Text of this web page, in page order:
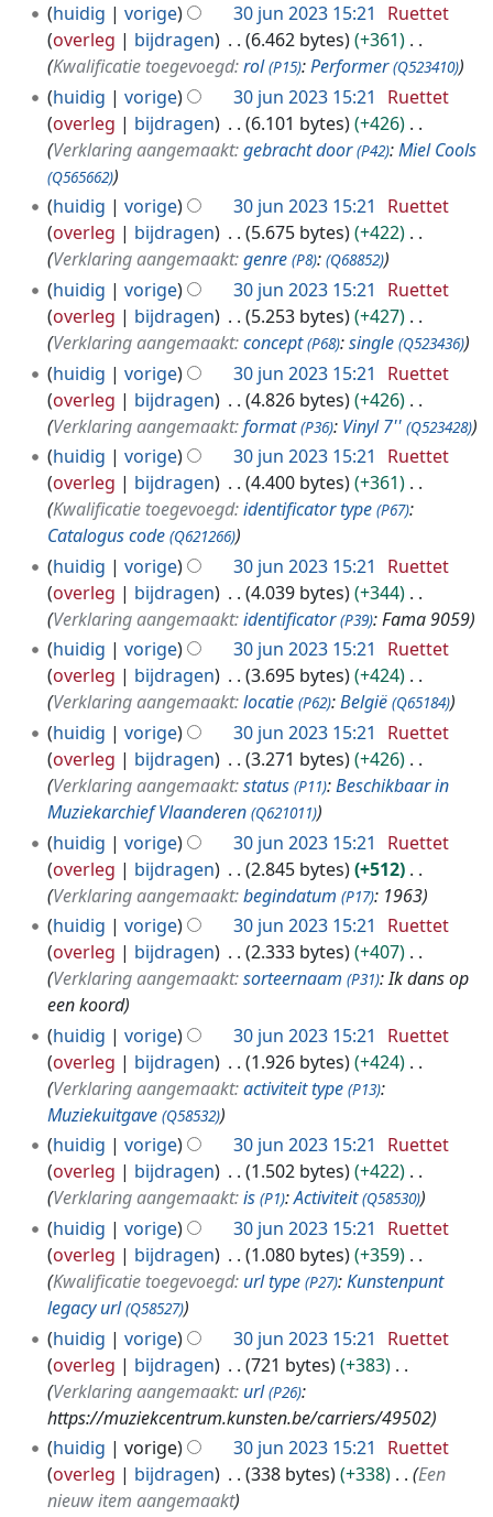
huidig vorige 30 jun 2023 15:21
Ruettet
overleg
bijdragen 6.462 bytes
+361
Kwalificatie toegevoegd:rol (P15):Performer (Q523410)
huidig vorige 30 jun 2023 15:21
Ruettet
overleg
bijdragen 6.101 bytes
+426
Verklaring aangemaakt:gebracht door (P42):Miel Cools
(Q565662)
huidig vorige 30 jun 2023 15:21
Ruettet
overleg
bijdragen 5.675 bytes
+422
Verklaring aangemaakt:genre (P8):(Q68852)
huidig vorige 30 jun 2023 15:21
Ruettet
overleg
bijdragen 5.253 bytes
+427
Verklaring aangemaakt:concept (P68):single (Q523436)
huidig vorige 30 jun 2023 15:21
Ruettet
overleg
bijdragen 4.826 bytes
+426
Verklaring aangemaakt:format (P36): Vinyl 7'' (Q523428)
huidig vorige 30 jun 2023 15:21
Ruettet
overleg
bijdragen 4.400 bytes
+361
Kwalificatie toegevoegd:identificator type (P67):
Catalogus code (Q621266)
huidig vorige 30 jun 2023 15:21
Ruettet
overleg
bijdragen 4.039 bytes
+344
Verklaring aangemaakt:identificator (P39): Fama 9059
huidig
vorige 30 jun 2023 15:21
Ruettet
overleg
bijdragen 3.695 bytes
+424
Verklaring aangemaakt:locatie (P62):België (Q65184)
huidig vorige 30 jun 2023 15:21
Ruettet
overleg
bijdragen 3.271 bytes
+426
Verklaring aangemaakt:status (P11):Beschikbaar in
Muziekarchief Vlaanderen (Q621011)
huidig vorige 30 jun 2023 15:21
Ruettet
overleg
bijdragen 2.845 bytes
+512
Verklaring aangemaakt:begindatum (P17): 1963
huidig
vorige 30 jun 2023 15:21
Ruettet
overleg
bijdragen 2.333 bytes
+407
Verklaring aangemaakt:sorteernaam (P31): Ik dans op
een koord
huidig
vorige 30 jun 2023 15:21
Ruettet
overleg
bijdragen 1.926 bytes
+424
Verklaring aangemaakt:activiteit type (P13):
Muziekuitgave (Q58532)
huidig vorige 30 jun 2023 15:21
Ruettet
overleg
bijdragen 1.502 bytes
+422
Verklaring aangemaakt:is (P1):Activiteit (Q58530)
huidig vorige 30 jun 2023 15:21
Ruettet
overleg
bijdragen 1.080 bytes
+359
Kwalificatie toegevoegd: url type (P27):Kunstenpunt
legacy url (Q58527)
huidig vorige 30 jun 2023 15:21
Ruettet
overleg
bijdragen 721 bytes
+383
Verklaring aangemaakt: url (P26):
https://muziekcentrum.kunsten.be/carriers/49502
huidig
vorige 30 jun 2023 15:21
Ruettet
overleg
bijdragen 338 bytes +338
Een
nieuw item aangemaakt